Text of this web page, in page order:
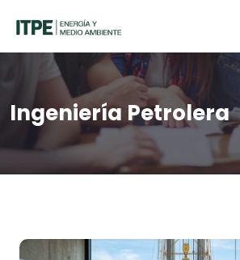
Ingeniería Petrolera